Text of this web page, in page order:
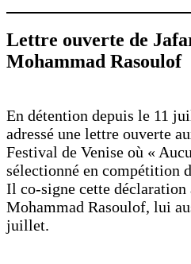
Lettre ouverte de
Mohammad Rasoulof
En détention depuis le 11
adressé une lettre ouverte
Festival de Venise où «
sélectionné en compétition
Il co-signe cette déclaration
Mohammad Rasoulof, lui
juillet.